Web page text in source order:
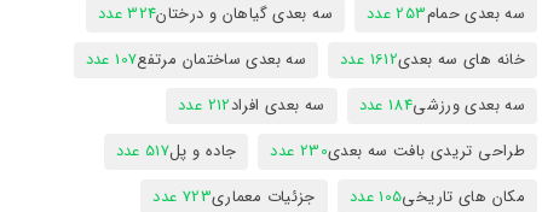
سه بعدی حمام253 عدد سه بعدی گیاهان و درختان324 عدد
خانه های سه بعدی1612 عدد سه بعدی ساختمان مرتفع107 عدد
سه بعدی ورزشی184 عدد سه بعدی افراد212 عدد
طراحی تریدی بافت سه بعدی230 عدد جاده و پل517 عدد
مکان های تاریخی105 عدد جزئیات معماری723 عدد